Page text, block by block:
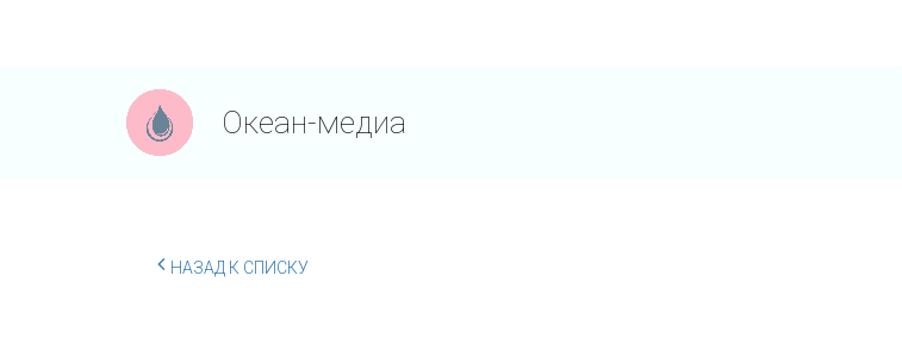
Океан-медиа
НАЗАД К СПИСКУ